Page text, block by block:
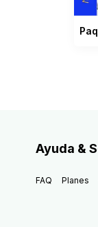
Ayuda &
FAQ Planes